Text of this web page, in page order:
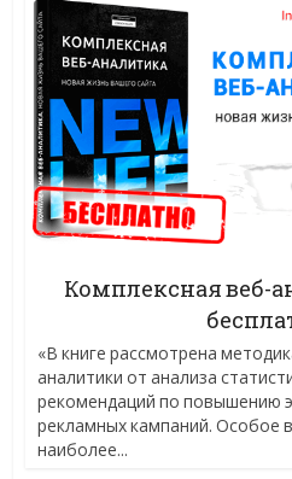
Комплексная веб-
«В книге рассмотрена
аналитики от анализа
рекомендаций по повышению
рекламных кампаний. Особое
наиболее...